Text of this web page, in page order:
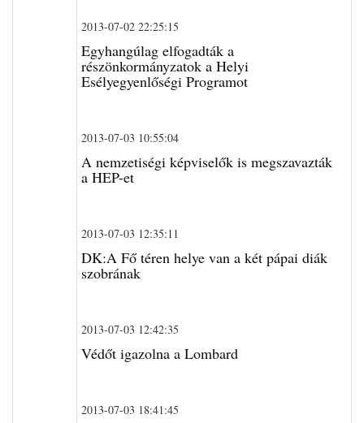
2013-07-02 22:25:15
Egyhangúlag elfogadták a
részönkormányzatok a Helyi
Esélyegyenlőségi Programot
2013-07-03 10:55:04
A nemzetiségi képviselők is megszavazták
a HEP-et
2013-07-03 12:35:11
DK:A Fő téren helye van a két pápai diák
szobrának
2013-07-03 12:42:35
Védőt igazolna a Lombard
2013-07-03 18:41:45